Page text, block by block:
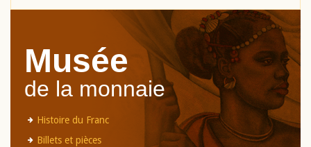
Musée
de la monnaie
Histoire du Franc
Billets et pièces